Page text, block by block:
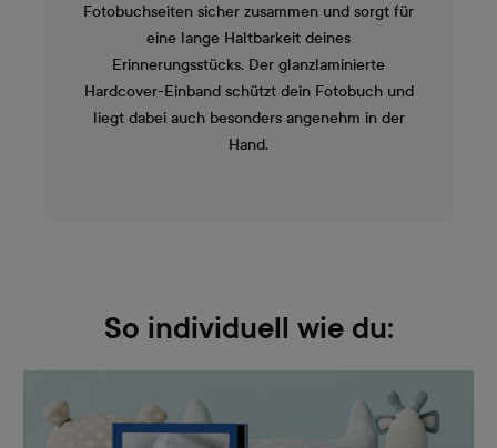
Fotobuchseiten sicher zusammen und sorgt für
eine lange Haltbarkeit deines
Erinnerungsstücks. Der glanzlaminierte
Hardcover-Einband schützt dein Fotobuch und
liegt dabei auch besonders angenehm in der
Hand.
So individuell wie du: